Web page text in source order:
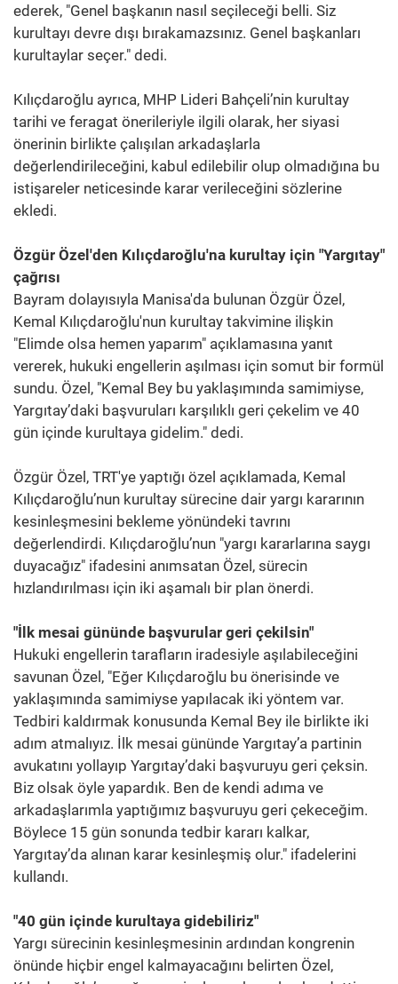
ederek, "Genel başkanın nasıl seçileceği belli. Siz
kurultayı devre dışı bırakamazsınız. Genel başkanları
kurultaylar seçer." dedi.
Kılıçdaroğlu ayrıca, MHP Lideri Bahçeli’nin kurultay
tarihi ve feragat önerileriyle ilgili olarak, her siyasi
önerinin birlikte çalışılan arkadaşlarla
değerlendirileceğini, kabul edilebilir olup olmadığına bu
istişareler neticesinde karar verileceğini sözlerine
ekledi.
Özgür Özel'den Kılıçdaroğlu'na kurultay için "Yargıtay"
çağrısı
Bayram dolayısıyla Manisa'da bulunan Özgür Özel,
Kemal Kılıçdaroğlu'nun kurultay takvimine ilişkin
"Elimde olsa hemen yaparım" açıklamasına yanıt
vererek, hukuki engellerin aşılması için somut bir formül
sundu. Özel, "Kemal Bey bu yaklaşımında samimiyse,
Yargıtay’daki başvuruları karşılıklı geri çekelim ve 40
gün içinde kurultaya gidelim." dedi.
Özgür Özel, TRT'ye yaptığı özel açıklamada, Kemal
Kılıçdaroğlu’nun kurultay sürecine dair yargı kararının
kesinleşmesini bekleme yönündeki tavrını
değerlendirdi. Kılıçdaroğlu’nun "yargı kararlarına saygı
duyacağız" ifadesini anımsatan Özel, sürecin
hızlandırılması için iki aşamalı bir plan önerdi.
"İlk mesai gününde başvurular geri çekilsin"
Hukuki engellerin tarafların iradesiyle aşılabileceğini
savunan Özel, "Eğer Kılıçdaroğlu bu önerisinde ve
yaklaşımında samimiyse yapılacak iki yöntem var.
Tedbiri kaldırmak konusunda Kemal Bey ile birlikte iki
adım atmalıyız. İlk mesai gününde Yargıtay’a partinin
avukatını yollayıp Yargıtay’daki başvuruyu geri çeksin.
Biz olsak öyle yapardık. Ben de kendi adıma ve
arkadaşlarımla yaptığımız başvuruyu geri çekeceğim.
Böylece 15 gün sonunda tedbir kararı kalkar,
Yargıtay’da alınan karar kesinleşmiş olur." ifadelerini
kullandı.
"40 gün içinde kurultaya gidebiliriz"
Yargı sürecinin kesinleşmesinin ardından kongrenin
önünde hiçbir engel kalmayacağını belirten Özel,